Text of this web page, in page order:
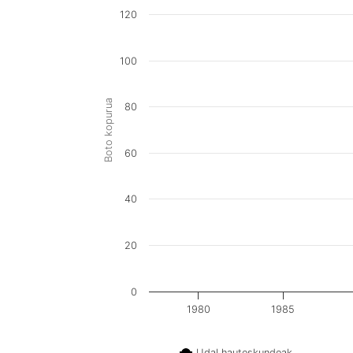
Boto kopurua
1980 1985
0
20
40
60
80
100
120